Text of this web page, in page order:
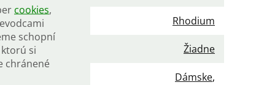
cookies,
schopní
si
chránené
úprava Rhodium
: Žiadne
Dámske,